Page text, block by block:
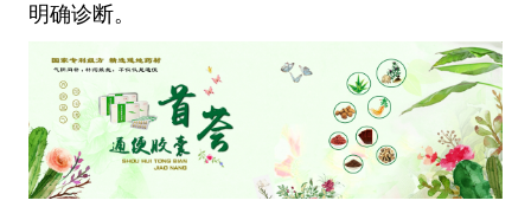
明确诊断。